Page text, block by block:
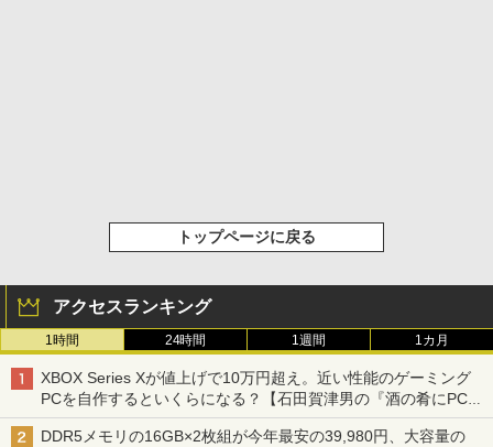
トップページに戻る
アクセスランキング
1時間 24時間 1週間 1カ月
XBOX Series Xが値上げで10万円超え。近い性能のゲーミング
PCを自作するといくらになる？【石田賀津男の『酒の肴にPCゲ
ーム』】
DDR5メモリの16GB×2枚組が今年最安の39,980円、大容量の